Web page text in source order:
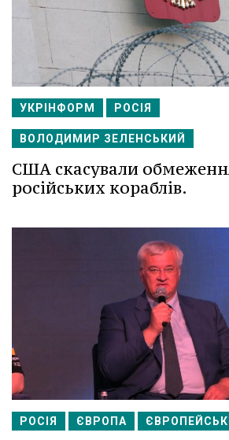
УКРІНФОРМ РОСІЯ
ВОЛОДИМИР ЗЕЛЕНСЬКИЙ
США скасували
російських кораблів.
РОСІЯ ЄВРОПА